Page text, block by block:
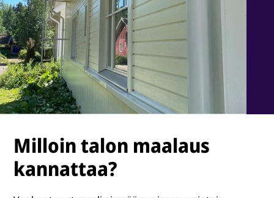
Milloin talon maalaus
kannattaa?